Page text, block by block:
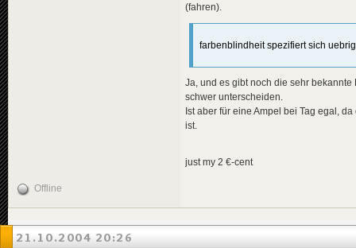
(fahren).
farbenblindheit spezifiert sich
Ja, und es gibt noch die sehr
schwer unterscheiden.
Ist aber für eine Ampel bei Tag egal,
ist.
just my 2 €-cent
Offline
21.10.2004 20:26